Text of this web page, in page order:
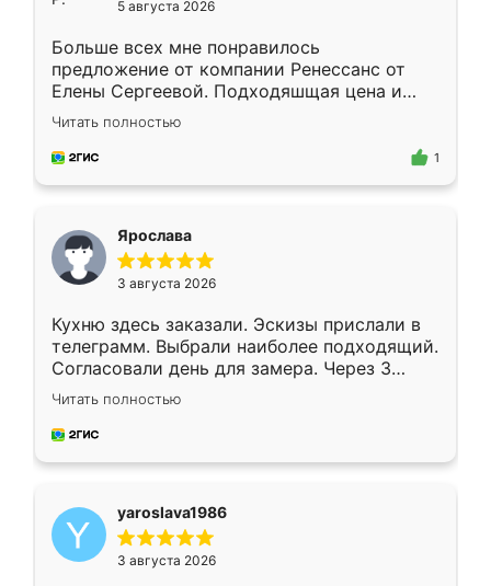
5 августа 2026
Больше всех мне понравилось
предложение от компании Ренессанс от
Елены Сергеевой. Подходяшщая цена и
короткие сроки изготовления. Приехавший
для замера сотрудник Владислав
предложил по моему эскизу самый
Читать полностью
1
Ярослава
3 августа 2026
Кухню здесь заказали. Эскизы прислали в
телеграмм. Выбрали наиболее подходящий.
Согласовали день для замера. Через 3
недели кухня была уже готова. Остались
довольны работой. Спасибо Ренессанс
мебель за качественную работу!
Читать полностью
yaroslava1986
3 августа 2026